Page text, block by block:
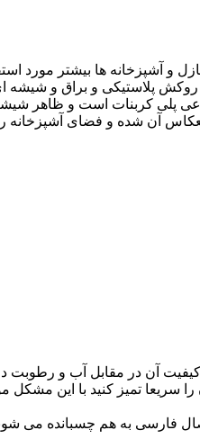
و آشپزخانه ها بیشتر
روکش پلاستیکی و براق و
کربنات است و ظاهر
آن شده و فضای آشپزخانه
آن در مقابل آب و رطوبت
سریعا تمیز کنید با این مشکل
به هم چسبانده می